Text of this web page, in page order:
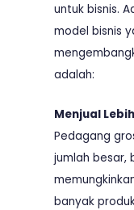
untuk bisnis.
model bisnis
adalah:
Menjual
Pedagang
jumlah besar,
banyak